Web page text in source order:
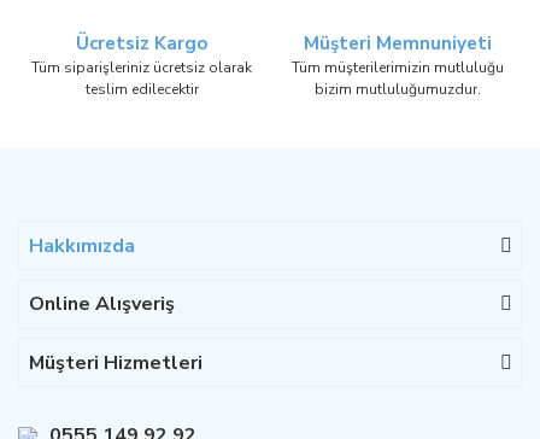
Ücretsiz Kargo
Tüm siparişleriniz ücretsiz olarak
teslim edilecektir
Müşteri Memnuniyeti
Tüm müşterilerimizin mutluluğu
bizim mutluluğumuzdur.
Hakkımızda
Online Alışveriş
Müşteri Hizmetleri